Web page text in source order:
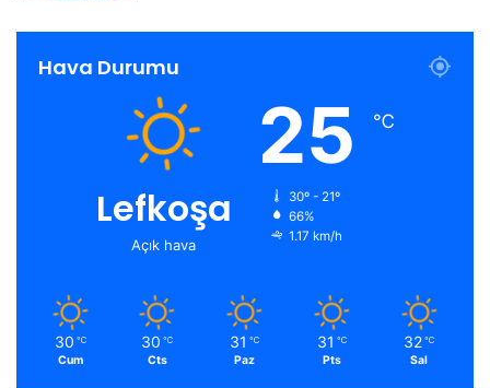
Hava Durumu
Lefkoşa
Açık hava
25 ℃
30º - 21º
66%
1.17 km/h
30 ℃
Cum
30 ℃
Cts
31 ℃
Paz
31 ℃
Pts
32 ℃
Sal